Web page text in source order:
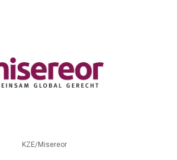
KZE/Misereor